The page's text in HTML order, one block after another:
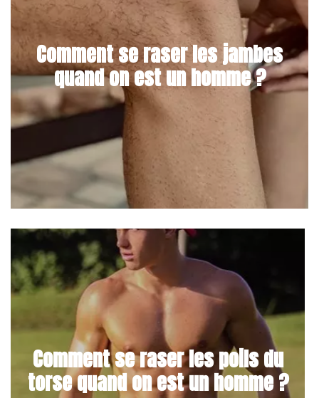
Comment se raser les jambes
quand on est un homme ?
Comment se raser les poils du
torse quand on est un homme ?